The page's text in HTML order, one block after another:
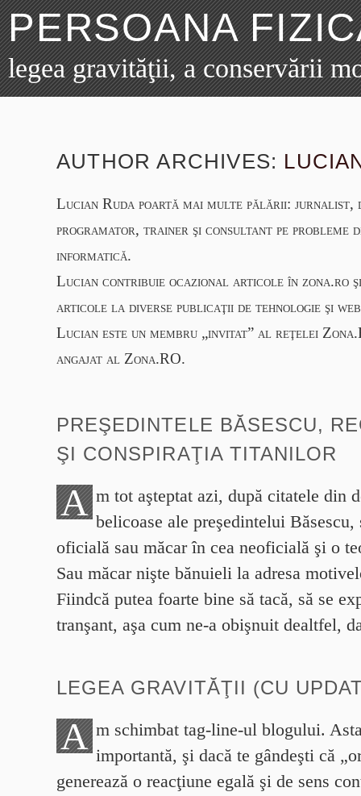
PERSOANA
legea gravităţii, a conservării
AUTHOR ARCHIVES:
Lucian Ruda poartă mai multe pălării: jurnalist,
programator, trainer şi consultant pe probleme
informatică.
Lucian contribuie ocazional articole în zona.ro
articole la diverse publicaţii de tehnologie şi
Lucian este un membru „invitat” al reţelei
angajat al Zona.RO.
PREŞEDINTELE BĂSESCU,
ŞI CONSPIRAŢIA TITANILOR
A m tot aşteptat azi, după citatele din
belicoase ale preşedintelui Băsescu,
oficială sau măcar în cea neoficială şi o
Sau măcar nişte bănuieli la adresa
Fiindcă putea foarte bine să tacă, să se
tranşant, aşa cum ne-a obişnuit dealtfel,
LEGEA GRAVITĂŢII (CU
A m schimbat tag-line-ul blogului.
importantă, şi dacă te gândeşti că
generează o reacţiune egală şi de sens